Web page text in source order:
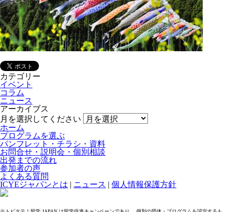
カテゴリー
イベント
コラム
ニュース
アーカイブス
月を選択してください
ホーム
プログラムを選ぶ
パンフレット・チラシ・資料
お問合せ・説明会・個別相談
出発までの流れ
参加者の声
よくある質問
ICYEジャパンとは | ニュース | 個人情報保護方針